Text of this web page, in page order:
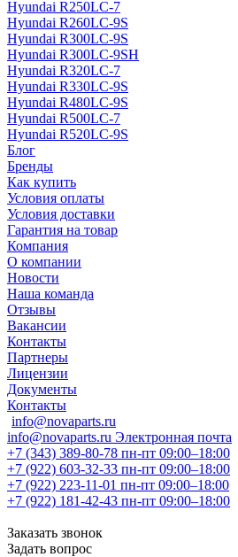
Hyundai R250LC-7
Hyundai R260LC-9S
Hyundai R300LC-9S
Hyundai R300LC-9SH
Hyundai R320LC-7
Hyundai R330LC-9S
Hyundai R480LC-9S
Hyundai R500LC-7
Hyundai R520LC-9S
Блог
Бренды
Как купить
Условия оплаты
Условия доставки
Гарантия на товар
Компания
О компании
Новости
Наша команда
Отзывы
Вакансии
Контакты
Партнеры
Лицензии
Документы
Контакты
info@novaparts.ru
info@novaparts.ru Электронная почта
+7 (343) 389-80-78 пн-пт 09:00–18:00
+7 (922) 603-32-33 пн-пт 09:00–18:00
+7 (922) 223-11-01 пн-пт 09:00–18:00
+7 (922) 181-42-43 пн-пт 09:00–18:00
Заказать звонок
Задать вопрос